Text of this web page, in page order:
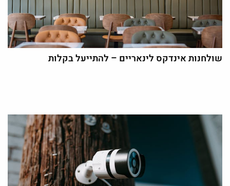
שולחנות אינדקס לינאריים – להתייעל בקלות